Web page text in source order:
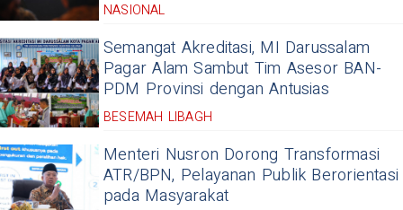
NASIONAL
Semangat Akreditasi, MI Darussalam
Pagar Alam Sambut Tim Asesor BAN-
PDM Provinsi dengan Antusias
BESEMAH LIBAGH
Menteri Nusron Dorong Transformasi
ATR/BPN, Pelayanan Publik Berorientasi
pada Masyarakat